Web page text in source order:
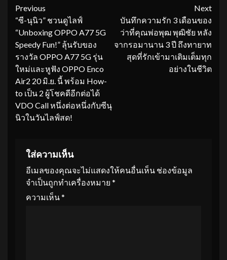
Continue
Reading
Previous
“ซี-นุนิว” ชวนดูไลฟ์
“Unboxing OPPO A77 5G
Speedy Fun!” ลุ้นรับของ
รางวัล OPPO A77 5G รุ่น
ใหม่และหูฟัง OPPO Enco
Air2 20 มิ.ย. นี้ พร้อม How-
to เป็น 2 ผู้โชคดีอีกต่อได้
VDO Call หนึ่งต่อหนึ่งกับซีนุ
นิวในวันไลฟ์สด!
Next
บันทึกความรัก 3 เดือนของ
ว่าที่คุณพ่อพุฒ พุฒิชัย หลัง
จากรอมานาน 3 ปี ถึงทายาท
สุดที่รักเข้ามาเติมเต็มทุก
อย่างในชีวิต
ใส่ความเห็น
อีเมลของคุณจะไม่แสดงให้คนอื่นเห็น ช่องข้อมูล
จำเป็นถูกทำเครื่องหมาย *
ความเห็น*